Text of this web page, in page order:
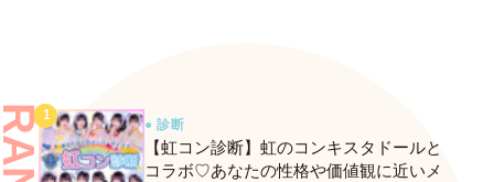
● 診断
【虹コン診断】虹のコンキスタドールと
コラボ♡あなたの性格や価値観に近いメ